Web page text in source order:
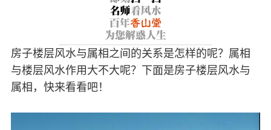
房子楼层风水与属相之间的关系是怎样的呢？属相
与楼层风水作用大不大呢？下面是房子楼层风水与
属相，快来看看吧！